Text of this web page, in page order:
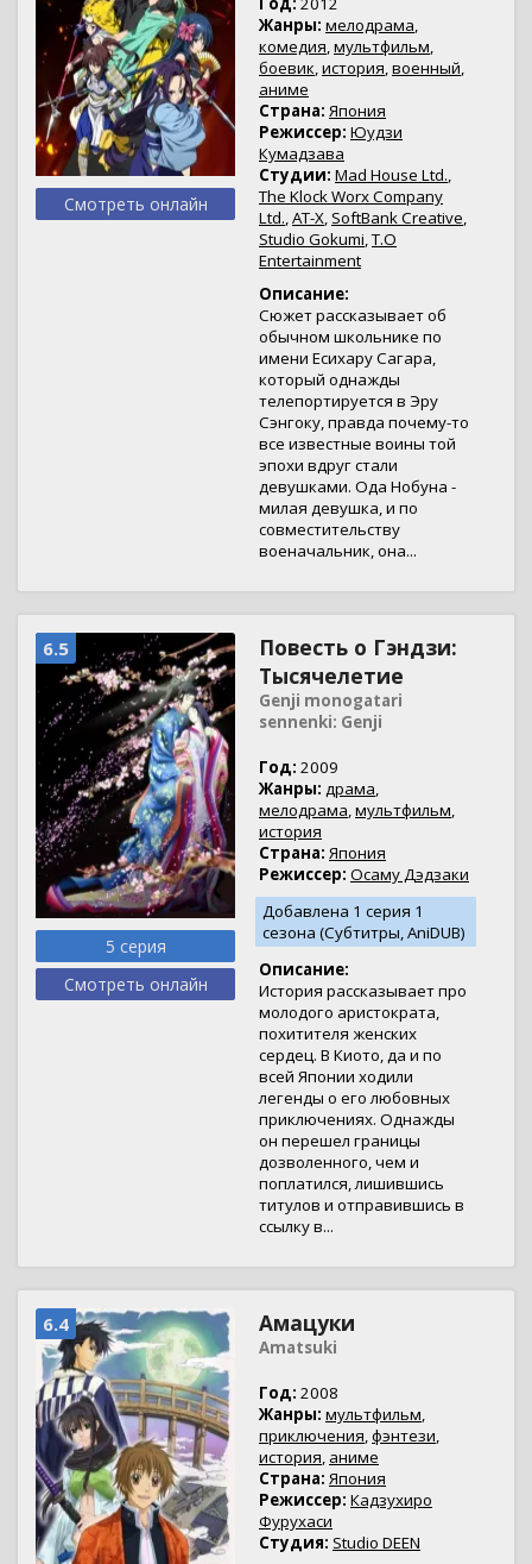
Смотреть онлайн
Жанры: мелодрама,
комедия,мультфильм,
боевик,история,военный,
аниме
Страна: Япония
Режиссер: Юудзи
Кумадзава
Студии: Mad House Ltd.,
The Klock Worx Company
Ltd.,AT-X,SoftBank Creative,
Studio Gokumi,T.O
Entertainment
Описание:
Сюжет рассказывает об
обычном школьнике по
имени Есихару Сагара,
который однажды
телепортируется в Эру
Сэнгоку, правда почему-то
все известные воины той
эпохи вдруг стали
девушками. Ода Нобуна -
милая девушка, и по
совместительству
военачальник, она...
6.5
5 серия
Смотреть онлайн
Повесть о Гэндзи:
Тысячелетие
Genji monogatari
sennenki: Genji
Год: 2009
Жанры: драма,
мелодрама,мультфильм,
история
Страна: Япония
Режиссер: Осаму Дэдзаки
Добавлена 1 серия 1
сезона (Субтитры, AniDUB)
Описание:
История рассказывает про
молодого аристократа,
похитителя женских
сердец. В Киото, да и по
всей Японии ходили
легенды о его любовных
приключениях. Однажды
он перешел границы
дозволенного, чем и
поплатился, лишившись
титулов и отправившись в
ссылку в...
6.4 Амацуки
Amatsuki
Год: 2008
Жанры: мультфильм,
приключения,фэнтези,
история, аниме
Страна: Япония
Режиссер: Кадзухиро
Фурухаси
Студия: Studio DEEN